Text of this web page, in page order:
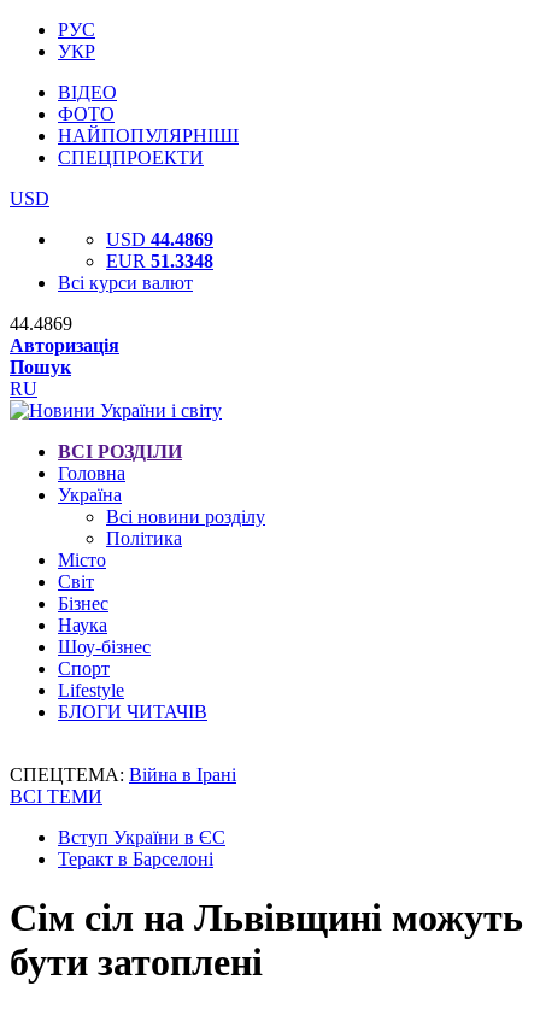
РУС
УКР
ВІДЕО
ФОТО
НАЙПОПУЛЯРНІШІ
СПЕЦПРОЕКТИ
USD
USD 44.4869
EUR 51.3348
Всі курси валют
44.4869
Авторизація
Пошук
RU
ВСІ РОЗДІЛИ
Головна
Україна
Всі новини розділу
Політика
Місто
Світ
Бізнес
Наука
Шоу-бізнес
Спорт
Lifestyle
БЛОГИ ЧИТАЧІВ
СПЕЦТЕМА: Війна в Ірані
ВСІ ТЕМИ
Вступ України в ЄС
Теракт в Барселоні
Сім сіл на Львівщині можуть
бути затоплені